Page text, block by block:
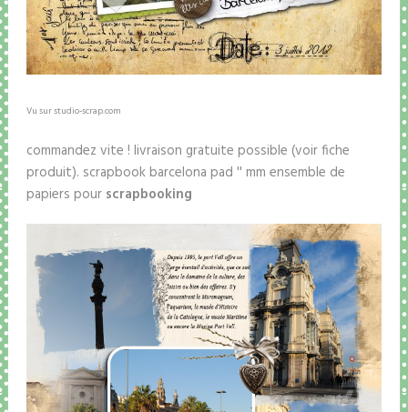
Vu sur studio-scrap.com
commandez vite ! livraison gratuite possible (voir fiche
produit). scrapbook barcelona pad '' mm ensemble de
papiers pour scrapbooking